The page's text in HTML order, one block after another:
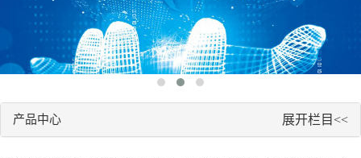
产品中心 展开栏目<<